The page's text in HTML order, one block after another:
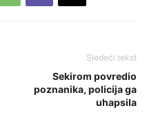
Sledeći tekst
Sekirom povredio
poznanika, policija ga
uhapsila